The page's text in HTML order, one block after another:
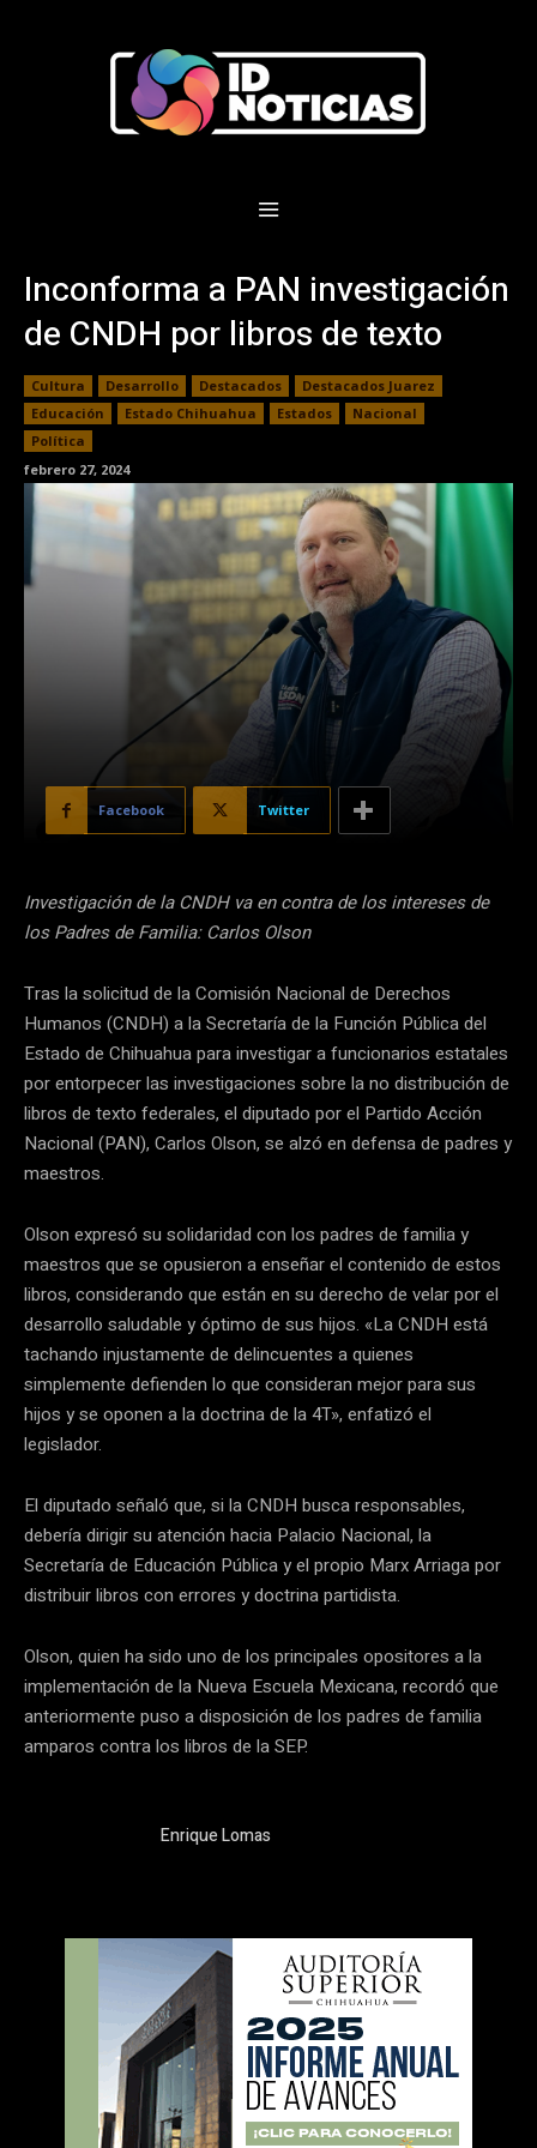
Inconforma a PAN investigación
de CNDH por libros de texto
Cultura Desarrollo Destacados
Destacados Juarez
Educación
Estado Chihuahua Estados
Nacional
Política
febrero 27, 2024
Facebook Twitter
Investigación de la CNDH va en contra de los intereses de
los Padres de Familia: Carlos Olson
Tras la solicitud de la Comisión Nacional de Derechos
Humanos (CNDH) a la Secretaría de la Función Pública del
Estado de Chihuahua para investigar a funcionarios estatales
por entorpecer las investigaciones sobre la no distribución de
libros de texto federales, el diputado por el Partido Acción
Nacional (PAN), Carlos Olson, se alzó en defensa de padres y
maestros.
Olson expresó su solidaridad con los padres de familia y
maestros que se opusieron a enseñar el contenido de estos
libros, considerando que están en su derecho de velar por el
desarrollo saludable y óptimo de sus hijos. «La CNDH está
tachando injustamente de delincuentes a quienes
simplemente defienden lo que consideran mejor para sus
hijos y se oponen a la doctrina de la 4T», enfatizó el
legislador.
El diputado señaló que, si la CNDH busca responsables,
debería dirigir su atención hacia Palacio Nacional, la
Secretaría de Educación Pública y el propio Marx Arriaga por
distribuir libros con errores y doctrina partidista.
Olson, quien ha sido uno de los principales opositores a la
implementación de la Nueva Escuela Mexicana, recordó que
anteriormente puso a disposición de los padres de familia
amparos contra los libros de la SEP.
Enrique Lomas